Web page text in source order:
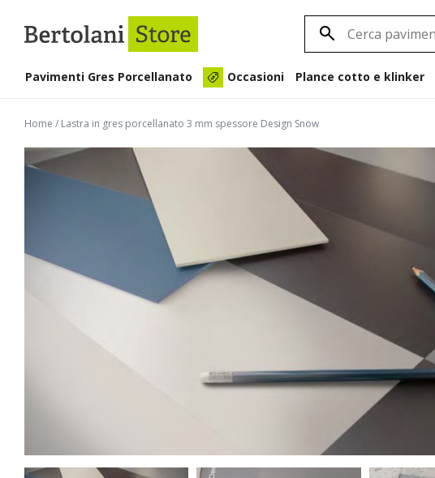
Pavimenti Gres Porcellanato Occasioni Plance cotto e klinker
Home / Lastra in gres porcellanato 3 mm spessore Design Snow